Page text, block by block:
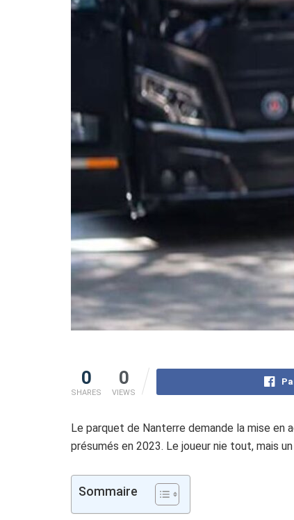
0
SHARES
0
VIEWS
Le parquet de Nanterre demande la mise en
présumés en 2023. Le joueur nie tout, mais
Sommaire